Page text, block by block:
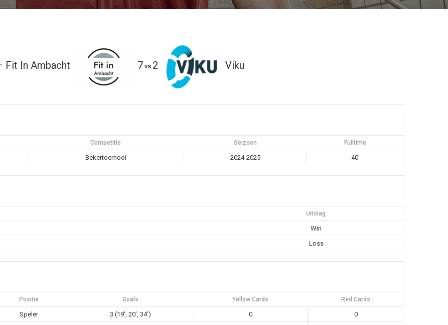
Fit In Ambacht 7 vs 2 Viku
Competitie Seizoen Fulltime
Bekertoernooi 2024-2025 40'
Uitslag
Win
Loss
Positie Goals Yellow Cards Red Cards
Speler 3 (19', 20', 34') 0
0